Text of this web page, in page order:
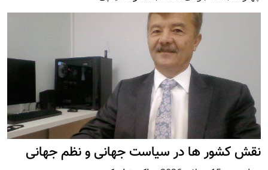
ها در سیاست جهانی و نظم جهانی